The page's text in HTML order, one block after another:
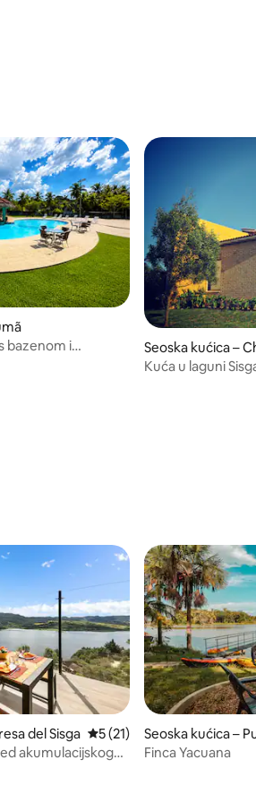
bazenom i
Seoska kućica –
Kuća u laguni
del Sisga Prosječna ocjena: 5/5,
5 (21)
akumulacijskog
Seoska kućica –
Finca Yacuana